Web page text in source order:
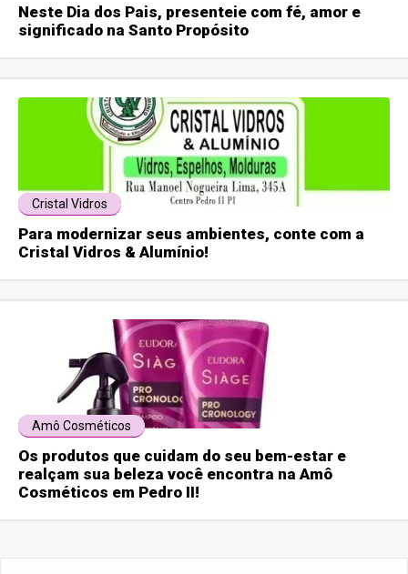
Neste Dia dos Pais, presenteie com fé, amor e
significado na Santo Propósito
Cristal Vidros
Para modernizar seus ambientes, conte com a
Cristal Vidros & Alumínio!
Amô Cosméticos
Os produtos que cuidam do seu bem-estar e
realçam sua beleza você encontra na Amô
Cosméticos em Pedro II!